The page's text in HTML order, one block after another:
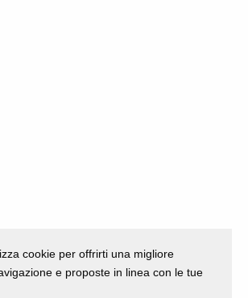
cookie per offrirti una migliore
e proposte in linea con le tue